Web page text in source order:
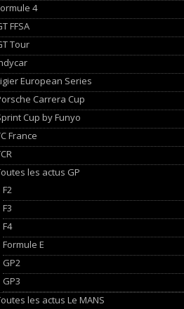
4
FFSA
Tour
European Series
Carrera Cup
Cup by Funyo
France
les actus GP
F2
F3
F4
Formule E
GP2
GP3
les actus Le MANS